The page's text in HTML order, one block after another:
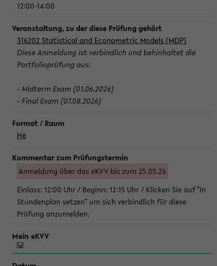
12:00-14:00
316202 Statistical and Econometric Models (MDP)
Diese Anmeldung ist verbindlich und behinhaltet die
Portfolioprüfung aus:
- Midterm Exam (01.06.2026)
- Final Exam (07.08.2026)
H6
Anmeldung über das eKVV bis zum 25.05.26
Einlass: 12:00 Uhr / Beginn: 12:15 Uhr / Klicken Sie auf "In
Stundenplan setzen" um sich verbindlich für diese
Prüfung anzumelden.